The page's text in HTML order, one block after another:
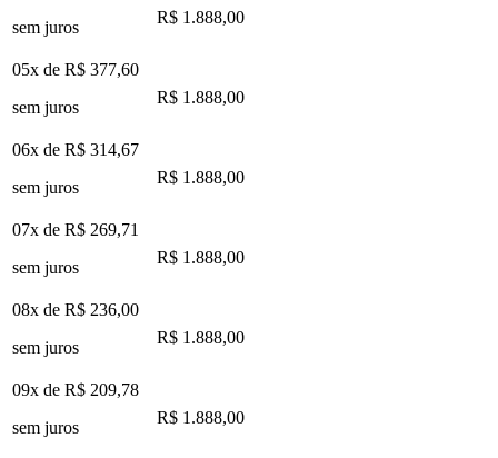
sem juros
R$ 1.888,00
05x de R$ 377,60
sem juros
R$ 1.888,00
06x de R$ 314,67
sem juros
R$ 1.888,00
07x de R$ 269,71
sem juros
R$ 1.888,00
08x de R$ 236,00
sem juros
R$ 1.888,00
09x de R$ 209,78
sem juros
R$ 1.888,00